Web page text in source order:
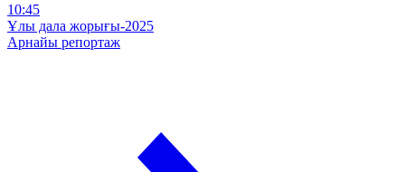
10:45
Ұлы дала жорығы-2025
Арнайы репортаж